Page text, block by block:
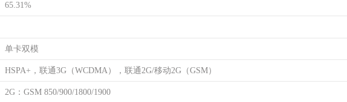
65.31%
单卡双模
HSPA+，联通3G（WCDMA），联通2G/移动2G（GSM）
2G：GSM 850/900/1800/1900